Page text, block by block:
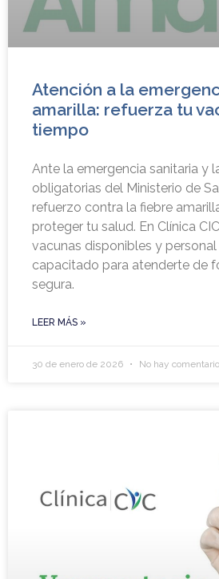
Atención a la
amarilla: refuerza tu
tiempo
Ante la emergencia sanitaria y
obligatorias del Ministerio de
refuerzo contra la fiebre
proteger tu salud. En Clínica
vacunas disponibles y
capacitado para atenderte de
segura.
LEER MÁS »
30 de enero de 2026 No hay